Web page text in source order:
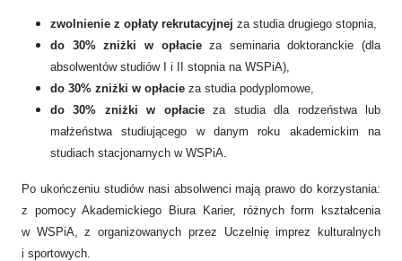
zwolnienie z opłaty rekrutacyjnej za studia drugiego stopnia,
do 30% zniżki w opłacieza seminaria doktoranckie (dla
absolwentów studiów I i II stopnia na WSPiA),
do 30% zniżki w opłacie za studia podyplomowe,
do 30% zniżki w opłacieza studia dla rodzeństwa lub
małżeństwa studiującego w danym roku akademickim na
studiach stacjonarnych w WSPiA.
Po ukończeniu studiów nasi absolwenci mają prawo do korzystania:
z pomocy Akademickiego Biura Karier, różnych form kształcenia
w WSPiA, z organizowanych przez Uczelnię imprez kulturalnych
i sportowych.